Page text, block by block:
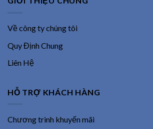
Về công ty chúng tôi
Quy Định Chung
Liên Hệ
HỖ TRỢ KHÁCH HÀNG
Chương trình khuyến mãi